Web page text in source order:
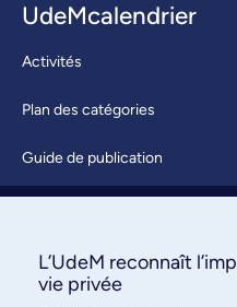
UdeMcalendrier
Activités
Plan des catégories
Guide de publication
À propos / Nous joindre
L’UdeM reconnaît
vie privée